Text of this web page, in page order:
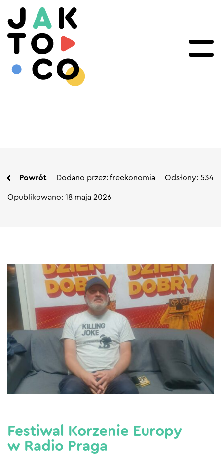
Powrót Dodano przez: freekonomia Odsłony: 534
Opublikowano: 18 maja 2026
Festiwal Korzenie Europy
w Radio Praga